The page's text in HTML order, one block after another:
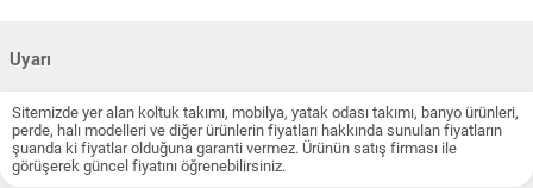
Uyarı
Sitemizde yer alan koltuk takımı, mobilya, yatak odası takımı, banyo ürünleri,
perde, halı modelleri ve diğer ürünlerin fiyatları hakkında sunulan fiyatların
şuanda ki fiyatlar olduğuna garanti vermez. Ürünün satış firması ile
görüşerek güncel fiyatını öğrenebilirsiniz.